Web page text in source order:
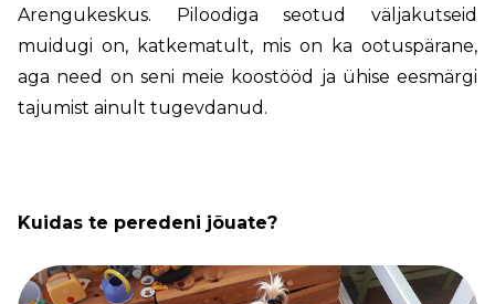
Arengukeskus. Piloodiga seotud väljakutseid
muidugi on, katkematult, mis on ka ootuspärane,
aga need on seni meie koostööd ja ühise eesmärgi
tajumist ainult tugevdanud.
Kuidas te peredeni jõuate?